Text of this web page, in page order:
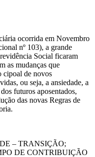
ocorrida em Novembro
nº 103), a grande
Social ficaram
as mudanças que
cipoal de novos
ou seja, a ansiedade, a
futuros aposentados,
das novas Regras de
– TRANSIÇÃO;
DE CONTRIBUIÇÃO